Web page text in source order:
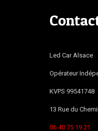
Led Car Alsace
Opérateur
KVPS 99541748
13 Rue du
06 40 75 19 21